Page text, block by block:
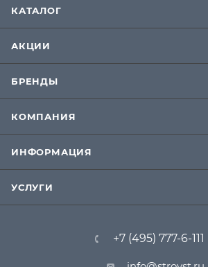
КАТАЛОГ
АКЦИИ
БРЕНДЫ
КОМПАНИЯ
ИНФОРМАЦИЯ
УСЛУГИ
+7 (495) 777-6-111